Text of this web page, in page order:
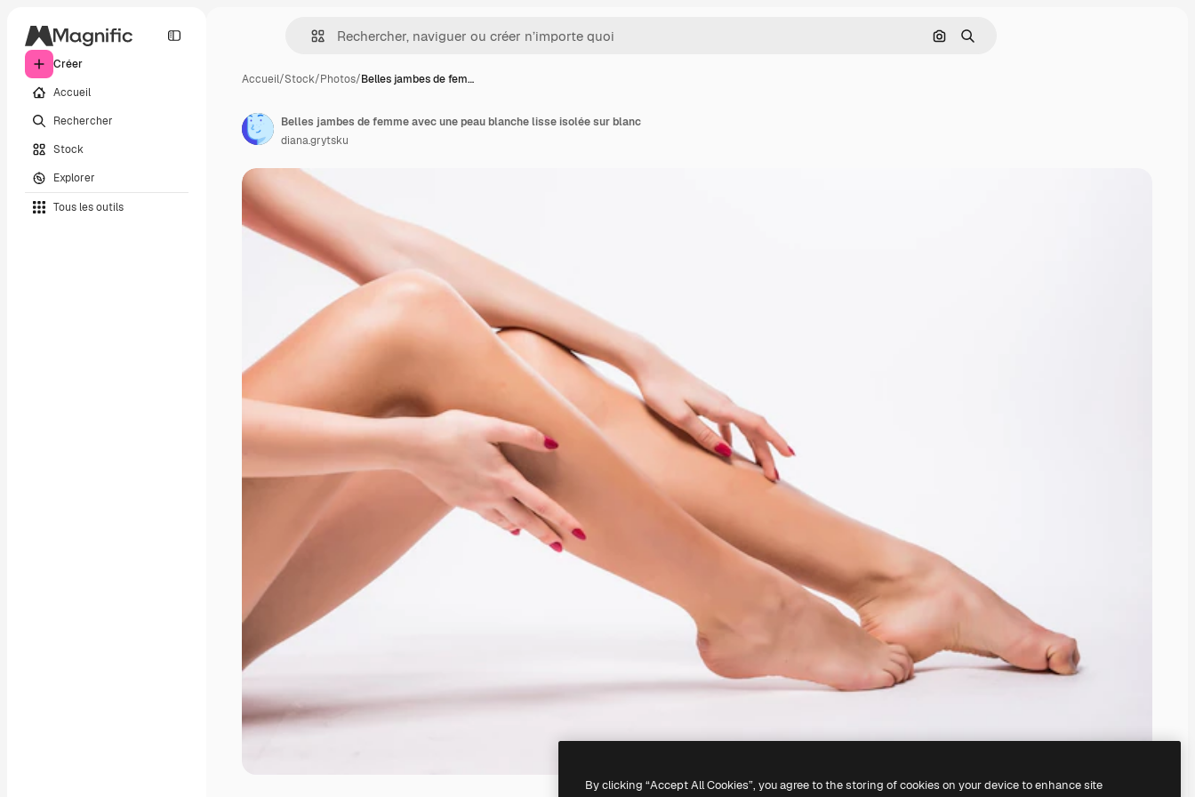
Créer
Accueil
Rechercher
Stock
Explorer
Tous les outils
Rechercher par image
Rechercher
Accueil/Stock/Photos/Belles jambes de fem…
Belles jambes de femme avec une peau blanche lisse isolée sur blanc
diana.grytsku
By clicking “Accept All Cookies”, you agree to the storing of cookies on your device to enhance site